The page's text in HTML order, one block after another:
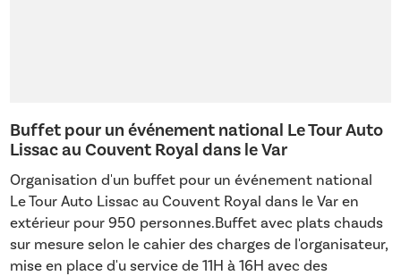
Buffet pour un événement national Le Tour Auto
Lissac au Couvent Royal dans le Var
Organisation d'un buffet pour un événement national
Le Tour Auto Lissac au Couvent Royal dans le Var en
extérieur pour 950 personnes.Buffet avec plats chauds
sur mesure selon le cahier des charges de l'organisateur,
mise en place d'u service de 11H à 16H avec des